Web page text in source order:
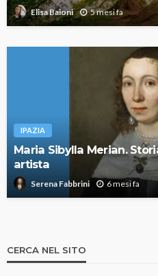
Elisa Baioni 5 mesi fa
IPAZIA
Maria Sibylla Merian.
artista
Serena Fabbrini 6 mesi fa
CERCA NEL SITO